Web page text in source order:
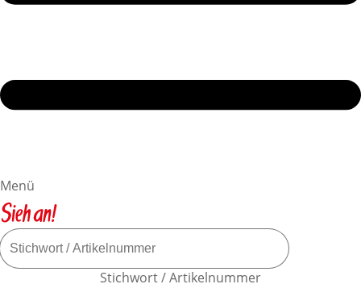
Menü
Stichwort / Artikelnummer